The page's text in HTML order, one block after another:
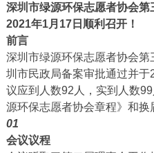
深圳市绿源环保志愿者协会
2021年1月17日顺利召开！
前言
深圳市绿源环保志愿者协会
圳市民政局备案审批通过并
议应到人数92人，实到人数
源环保志愿者协会章程》和换
01
会议议程